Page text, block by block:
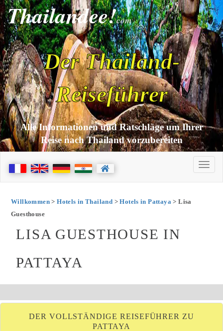
Thailandee!com
Der Thailand-
Reiseführer
Alle Informationen und Ratschläge um Ihrer
Reise nach Thailand vorzubereiten
Willkommen>Hotels in Thailand >Hotels in Pattaya > Lisa
Guesthouse
LISA GUESTHOUSE IN
PATTAYA
DER VOLLSTÄNDIGE REISEFÜHRER ZU
PATTAYA